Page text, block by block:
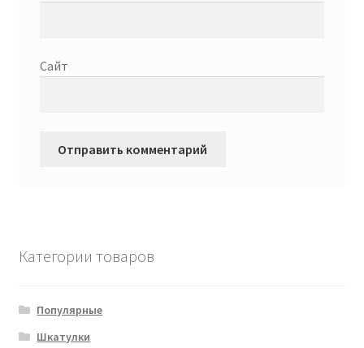
Сайт
Категории товаров
Популярные
Шкатулки